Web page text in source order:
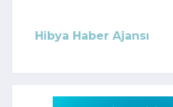
Hibya Haber Ajansı